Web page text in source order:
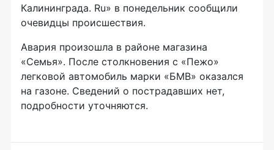
Калининграда. Ru» в понедельник сообщили
очевидцы происшествия.
Авария произошла в районе магазина
«Семья». После столкновения с «Пежо»
легковой автомобиль марки «БМВ» оказался
на газоне. Сведений о пострадавших нет,
подробности уточняются.